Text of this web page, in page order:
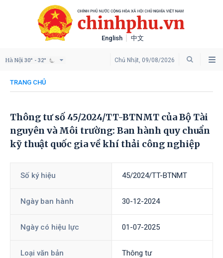
English 中文
Chủ Nhật, 09/08/2026
Hà Nội 30° - 32°
TRANG CHỦ
Thông tư số 45/2024/TT-BTNMT của Bộ Tài
nguyên và Môi trường: Ban hành quy chuẩn
kỹ thuật quốc gia về khí thải công nghiệp
Số ký hiệu 45/2024/TT-BTNMT
Ngày ban hành 30-12-2024
Ngày có hiệu lực 01-07-2025
Loại văn bản Thông tư